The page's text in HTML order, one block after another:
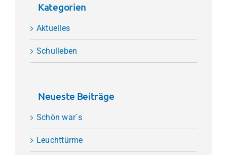
Kategorien
Aktuelles
Schulleben
Neueste Beiträge
Schön war`s
Leuchttürme